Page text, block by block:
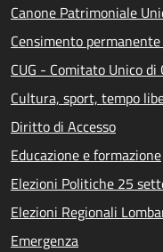
Canone Patrimoniale
Censimento
CUG - Comitato Unico di
Cultura, sport, tempo
Diritto di Accesso
Educazione e formazione
Elezioni Politiche 25
Elezioni Regionali
Emergenza